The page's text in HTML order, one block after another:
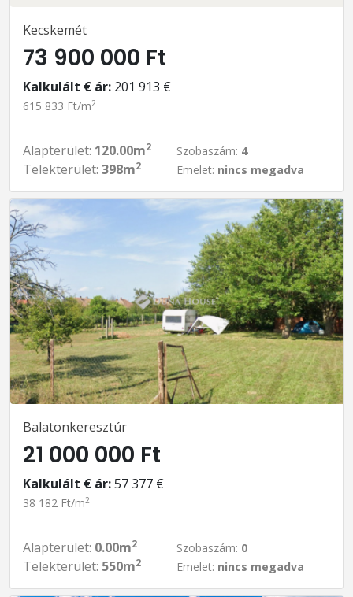
Kecskemét
73 900 000 Ft
Kalkulált € ár: 201 913 €
615 833 Ft/m2
Alapterület: 120.00m2
Telekterület: 398m2
Szobaszám: 4
Emelet: nincs megadva
Balatonkeresztúr
21 000 000 Ft
Kalkulált € ár:57 377 €
38 182 Ft/m2
Alapterület: 0.00m2
Telekterület: 550m2
Szobaszám: 0
Emelet: nincs megadva